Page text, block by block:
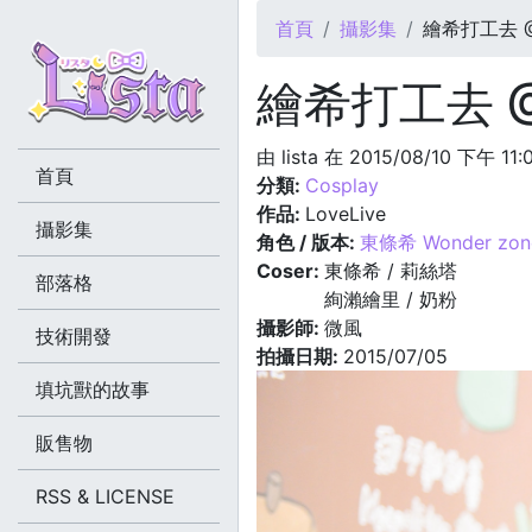
您在這裡
首頁 攝影集 繪希打工去
繪希打工去
由 lista 在 2015/08/10 下午
分類: Cosplay
作品: LoveLive
角色 / 版本: 東條希 Wonder
Coser: 東條希 / 莉絲塔
絢瀨繪里 / 奶粉
攝影師: 微風
拍攝日期: 2015/07/05
首頁
攝影集
部落格
技術開發
填坑獸的故事
販售物
RSS & LICENSE